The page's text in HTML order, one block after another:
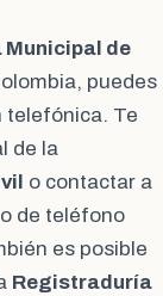
de
puedes
telefónica. Te
de la
o contactar a
de teléfono
es posible
Registraduría